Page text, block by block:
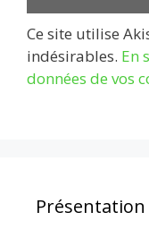
Ce site utilise
indésirables. En
données de vos
Présentation